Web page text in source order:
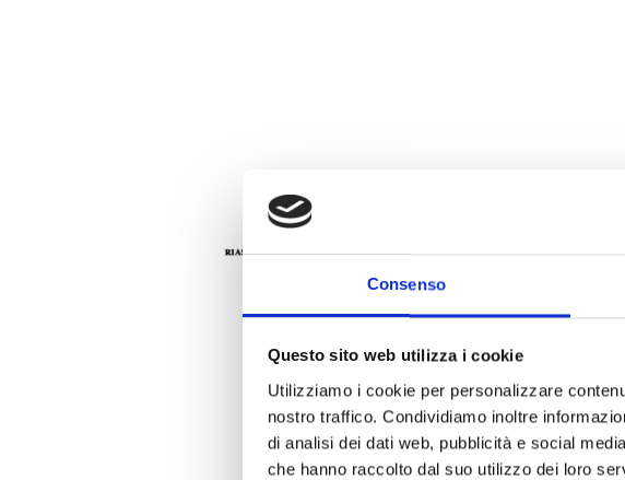
Consenso
Questo sito web utilizza i cookie
Utilizziamo i cookie per personalizzare
nostro traffico. Condividiamo inoltre
di analisi dei dati web, pubblicità e social
che hanno raccolto dal suo utilizzo dei loro